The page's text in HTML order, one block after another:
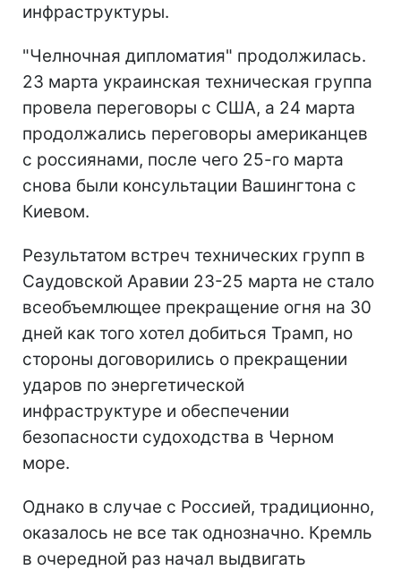
инфраструктуры.
"Челночная дипломатия" продолжилась.
23 марта украинская техническая группа
провела переговоры с США, а 24 марта
продолжались переговоры американцев
с россиянами, после чего 25-го марта
снова были консультации Вашингтона с
Киевом.
Результатом встреч технических групп в
Саудовской Аравии 23-25 марта не стало
всеобъемлющее прекращение огня на 30
дней как того хотел добиться Трамп, но
стороны договорились о прекращении
ударов по энергетической
инфраструктуре и обеспечении
безопасности судоходства в Черном
море.
Однако в случае с Россией, традиционно,
оказалось не все так однозначно. Кремль
в очередной раз начал выдвигать